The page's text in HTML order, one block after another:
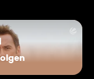
Kuhnt -